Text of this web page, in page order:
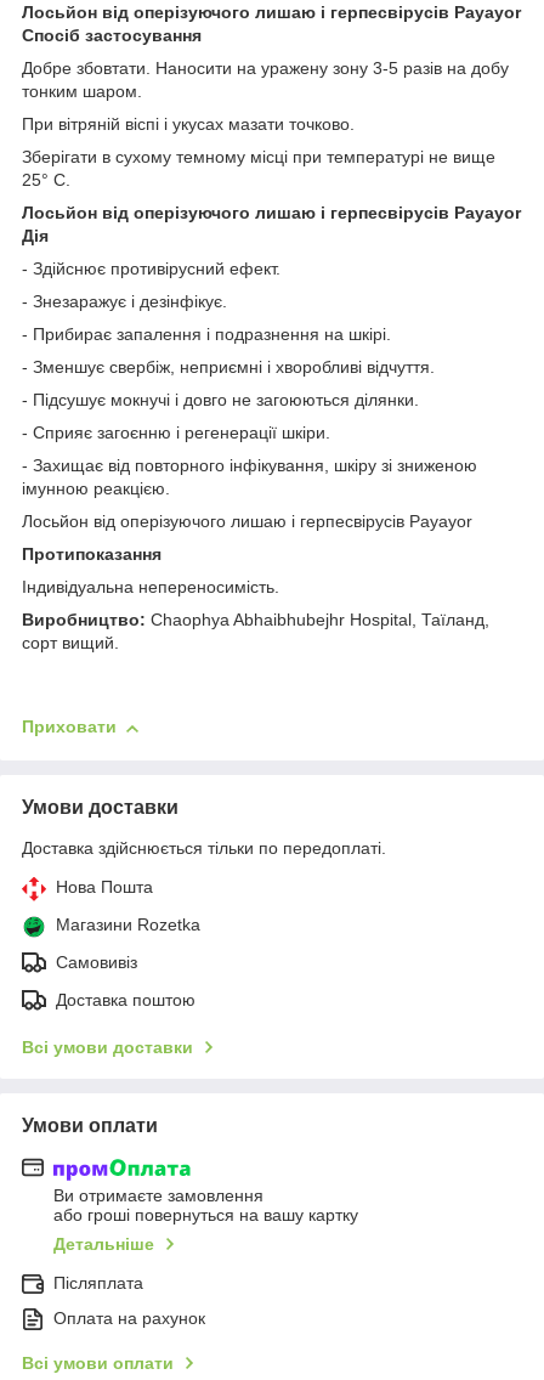
Лосьйон від оперізуючого лишаю і герпесвірусів Payayor
Спосіб застосування
Добре збовтати. Наносити на уражену зону 3-5 разів на добу
тонким шаром.
При вітряній віспі і укусах мазати точково.
Зберігати в сухому темному місці при температурі не вище
25° C.
Лосьйон від оперізуючого лишаю і герпесвірусів Payayor
Дія
- Здійснює противірусний ефект.
- Знезаражує і дезінфікує.
- Прибирає запалення і подразнення на шкірі.
- Зменшує свербіж, неприємні і хворобливі відчуття.
- Підсушує мокнучі і довго не загоюються ділянки.
- Сприяє загоєнню і регенерації шкіри.
- Захищає від повторного інфікування, шкіру зі зниженою
імунною реакцією.
Лосьйон від оперізуючого лишаю і герпесвірусів Payayor
Протипоказання
Індивідуальна непереносимість.
Виробництво: Chaophya Abhaibhubejhr Hospital, Таїланд,
сорт вищий.
Приховати
Умови доставки
Доставка здійснюється тільки по передоплаті.
Нова Пошта
Магазини Rozetka
Самовивіз
Доставка поштою
Всі умови доставки
Умови оплати
Ви отримаєте замовлення
або гроші повернуться на вашу картку
Детальніше
Післяплата
Оплата на рахунок
Всі умови оплати